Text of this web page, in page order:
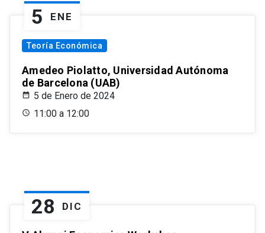
5 ENE
Teoría Económica
Amedeo Piolatto, Universidad Autónoma
de Barcelona (UAB)
5 de Enero de 2024
11:00 a 12:00
28 DIC